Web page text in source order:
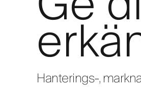
Hanterings-,